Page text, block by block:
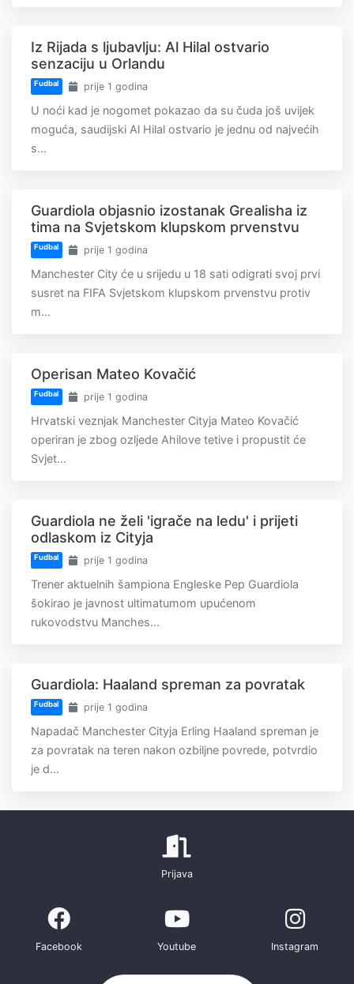
Iz Rijada s ljubavlju: Al Hilal ostvario
senzaciju u Orlandu
Fudbal prije 1 godina
U noći kad je nogomet pokazao da su čuda još uvijek
moguća, saudijski Al Hilal ostvario je jednu od najvećih
s...
Guardiola objasnio izostanak Grealisha iz
tima na Svjetskom klupskom prvenstvu
Fudbal prije 1 godina
Manchester City će u srijedu u 18 sati odigrati svoj prvi
susret na FIFA Svjetskom klupskom prvenstvu protiv
m...
Operisan Mateo Kovačić
Fudbal prije 1 godina
Hrvatski veznjak Manchester Cityja Mateo Kovačić
operiran je zbog ozljede Ahilove tetive i propustit će
Svjet...
Guardiola ne želi 'igrače na ledu' i prijeti
odlaskom iz Cityja
Fudbal prije 1 godina
Trener aktuelnih šampiona Engleske Pep Guardiola
šokirao je javnost ultimatumom upućenom
rukovodstvu Manches...
Guardiola: Haaland spreman za povratak
Fudbal prije 1 godina
Napadač Manchester Cityja Erling Haaland spreman je
za povratak na teren nakon ozbiljne povrede, potvrdio
je d...
Prijava
Facebook Youtube Instagram